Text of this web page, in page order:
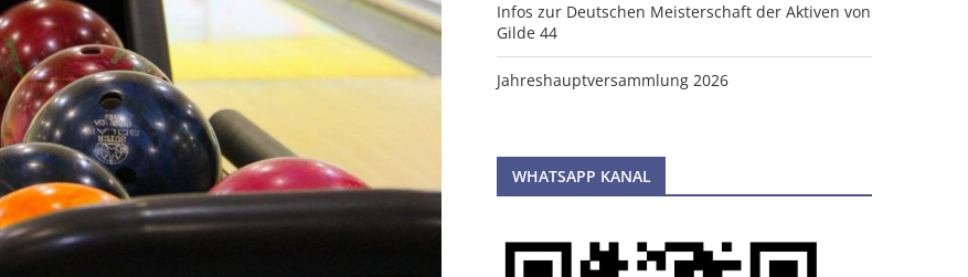
Infos zur Deutschen Meisterschaft der Aktiven von
Gilde 44
Jahreshauptversammlung 2026
WHATSAPP KANAL